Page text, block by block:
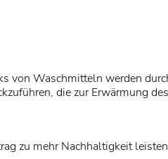
von Waschmitteln werden
die zur Erwärmung
zu mehr Nachhaltigkeit